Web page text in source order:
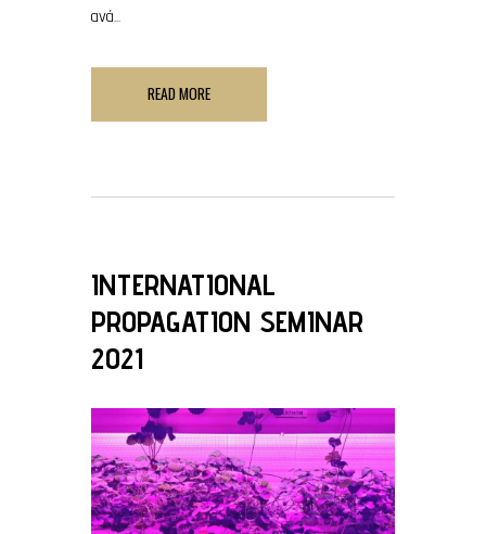
ανά...
READ MORE
INTERNATIONAL
PROPAGATION SEMINAR
2021